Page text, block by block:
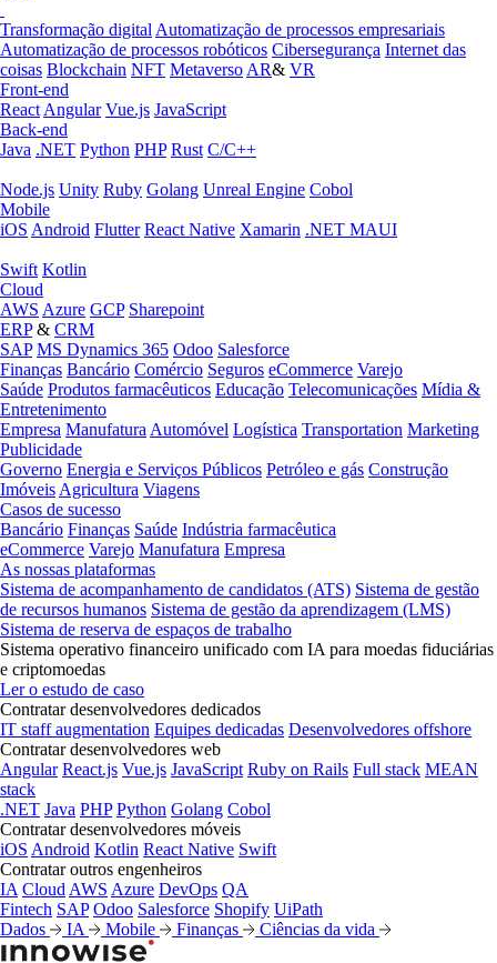
Transformação digital Automatização de processos empresariais
Automatização de processos robóticos Cibersegurança Internet das
coisas Blockchain NFT Metaverso AR& VR
Front-end
React Angular Vue.js JavaScript
Back-end
Java .NET Python PHP Rust C/C++
Node.js Unity Ruby Golang Unreal Engine Cobol
Mobile
iOS Android Flutter React Native Xamarin .NET MAUI
Swift Kotlin
Cloud
AWS Azure GCP Sharepoint
ERP& CRM
SAP MS Dynamics 365 Odoo Salesforce
Finanças Bancário Comércio Seguros eCommerce Varejo
Saúde Produtos farmacêuticos Educação Telecomunicações Mídia &
Entretenimento
Empresa Manufatura Automóvel Logística Transportation Marketing
Publicidade
Governo Energia e Serviços Públicos Petróleo e gás Construção
Imóveis Agricultura Viagens
Casos de sucesso
Bancário Finanças Saúde Indústria farmacêutica
eCommerce Varejo Manufatura Empresa
As nossas plataformas
Sistema de acompanhamento de candidatos (ATS) Sistema de gestão
de recursos humanos Sistema de gestão da aprendizagem (LMS)
Sistema de reserva de espaços de trabalho
Sistema operativo financeiro unificado com IA para moedas fiduciárias
e criptomoedas
Ler o estudo de caso
Contratar desenvolvedores dedicados
IT staff augmentation Equipes dedicadas Desenvolvedores offshore
Contratar desenvolvedores web
Angular React.js Vue.js JavaScript Ruby on Rails Full stack MEAN
stack
.NET Java PHP Python Golang Cobol
Contratar desenvolvedores móveis
iOS Android Kotlin React Native Swift
Contratar outros engenheiros
IA Cloud AWS Azure DevOps QA
Fintech SAP Odoo Salesforce Shopify UiPath
Dados
IA Mobile Finanças Ciências da vida